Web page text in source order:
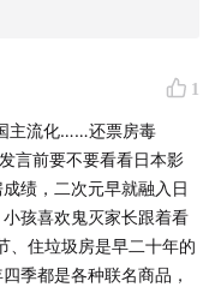
1
主流化……还票房毒
言前要不要看看日本影
绩，二次元早就融入日
孩喜欢鬼灭家长跟着看
、住垃圾房是早二十年的
季都是各种联名商品，